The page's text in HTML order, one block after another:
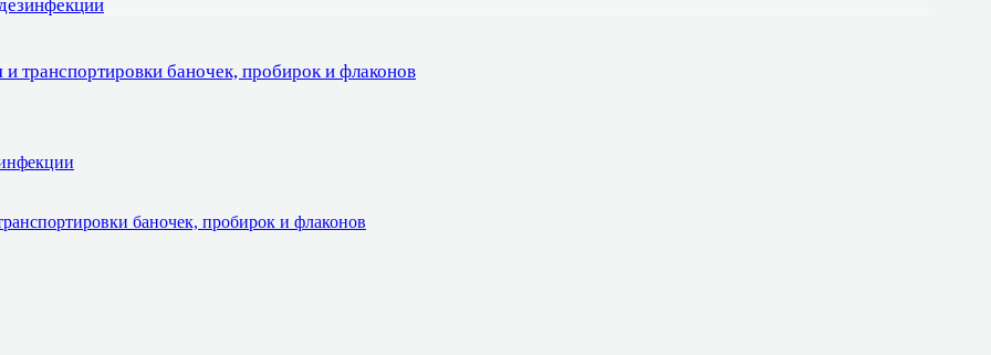
транспортировки баночек, пробирок и флаконов
баночек, пробирок и флаконов